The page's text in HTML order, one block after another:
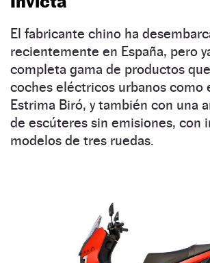
El fabricante chino ha
recientemente en España, pero
completa gama de productos
coches eléctricos urbanos como
Estrima Biró, y también con una
de escúteres sin emisiones, con
modelos de tres ruedas.